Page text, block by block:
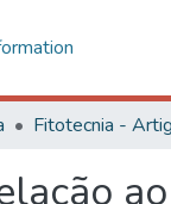
Fitotecnia -